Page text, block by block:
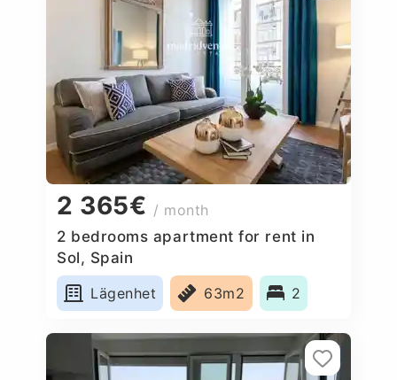
2 365€ / month
2 bedrooms apartment for rent in
Sol, Spain
Lägenhet
63m2 2